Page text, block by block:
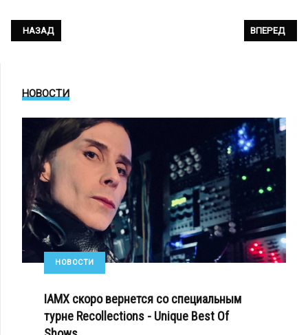
ПРЕДЫДУЩИЙ: DUBSTAR - «TECTONIC PLATES»
НАЗАД СЛЕДУЮЩИЙ:
ВПЕРЕД
НОВОСТИ
НОВОСТИ
IAMX скоро вернется со специальным
турне Recollections - Unique Best Of